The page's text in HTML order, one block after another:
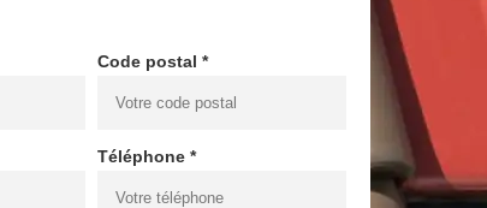
Code postal *
Téléphone *